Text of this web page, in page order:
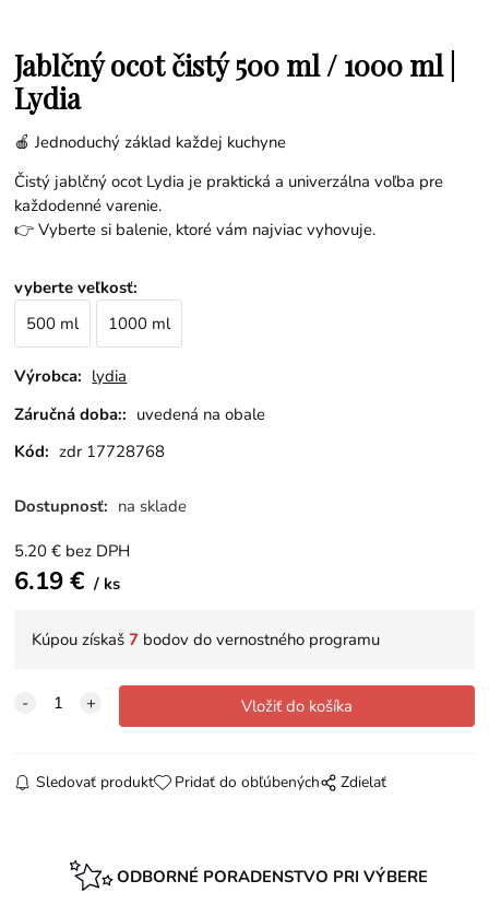
Jablčný ocot čistý 500 ml / 1000 ml |
Lydia
🍎 Jednoduchý základ každej kuchyne
Čistý jablčný ocot Lydia je praktická a univerzálna voľba pre
každodenné varenie.
👉 Vyberte si balenie, ktoré vám najviac vyhovuje.
vyberte veľkosť:
500 ml
1000 ml
Výrobca: lydia
Záručná doba:: uvedená na obale
Kód: zdr 17728768
Dostupnosť: na sklade
5.20 € bez DPH
6.19€ ks
Kúpou získaš7 bodov do vernostného programu
Sledovať produkt Pridať do obľúbených Zdielať
ODBORNÉ PORADENSTVO PRI VÝBERE